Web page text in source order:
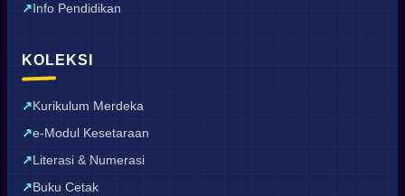
Info Pendidikan
KOLEKSI
Kurikulum Merdeka
e-Modul Kesetaraan
Literasi & Numerasi
Buku Cetak